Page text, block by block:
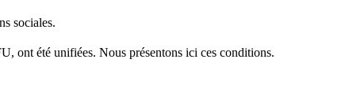
sociales.
ont été unifiées. Nous présentons ici ces conditions.